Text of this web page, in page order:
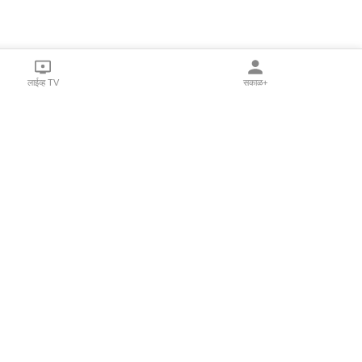
लाईव्ह TV सकाळ+